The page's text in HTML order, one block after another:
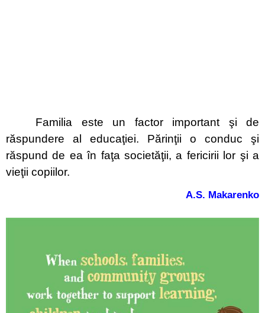
Familia este un factor important şi de
răspundere al educaţiei. Părinţii o conduc şi
răspund de ea în faţa societăţii, a fericirii lor şi a
vieţii copiilor.
A.S. Makarenko